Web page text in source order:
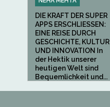
DIE KRAFT DER SUPER
APPS ERSCHLIESSEN:
EINE REISE DURCH
GESCHICHTE, KULTUR
UND INNOVATION In
der Hektik unserer
heutigen Welt sind
Bequemlichkeit und...